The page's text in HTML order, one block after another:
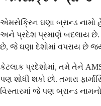
એમસેક્રિન ઘણા બ્રાન્ડ
અને પ્રદેશ પ્રમાણે બદલાય છે.
છે, જે ઘણા દેશોમાં વપરાય છે
કેટલાક પ્રદેશોમાં, તમે તેને
પણ શોધી શકો છો. તમારા
વિસ્તારમાં જે પણ બ્રાન્ડ